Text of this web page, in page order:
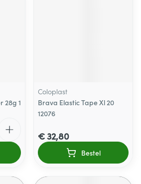
28g 1
Coloplast
Brava Elastic Tape Xl 20
12076
€ 32,80
Bestel